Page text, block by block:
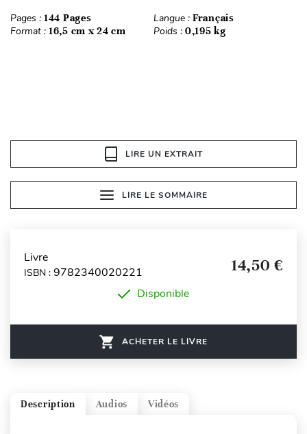
Pages : 144 Pages Langue : Français
Format : 16,5 cm x 24 cm Poids : 0,195 kg
LIRE UN EXTRAIT
LIRE LE SOMMAIRE
Livre
ISBN : 9782340020221 14,50 €
Disponible
ACHETER LE LIVRE
Vidéos
Audios
Description